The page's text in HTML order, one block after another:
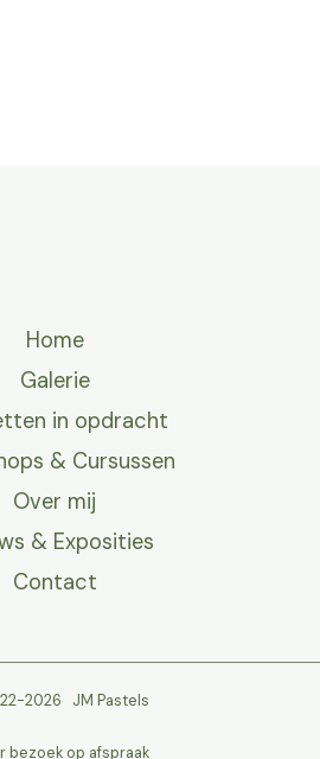
Home
Galerie
in opdracht
& Cursussen
Over mij
& Exposities
Contact
2026 JM Pastels
bezoek op afspraak